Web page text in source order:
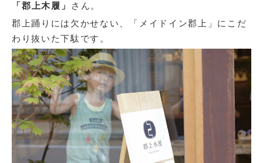
「郡上木履 」
さん。
郡上踊りには欠かせない、「メイドイン郡上」にこだ
わり抜いた下駄です。